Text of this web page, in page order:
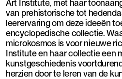
Art Institute, met haar
van prehistorische tot
leerervaring om deze ideeën
encyclopedische collectie.
microkosmos is voor nieuwe
Institute en haar collectie een
kunstgeschiedenis
herzien door te leren van de